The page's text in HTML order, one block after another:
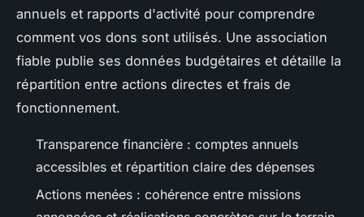
annuels et rapports d'activité pour comprendre
comment vos dons sont utilisés. Une association
fiable publie ses données budgétaires et détaille la
répartition entre actions directes et frais de
fonctionnement.
Transparence financière : comptes annuels
accessibles et répartition claire des dépenses
Actions menées : cohérence entre missions